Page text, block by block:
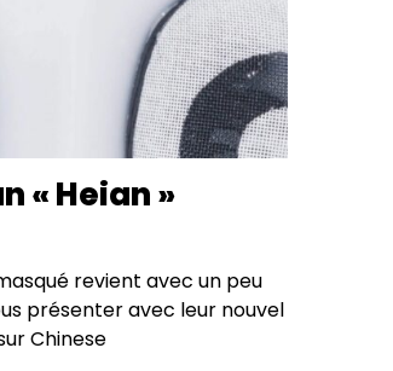
« Heian »
revient avec un peu
présenter avec leur nouvel
Chinese